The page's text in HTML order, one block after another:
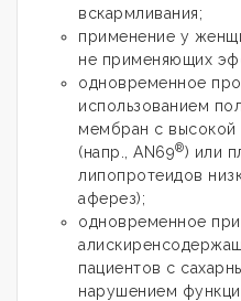
вскармливания;
применение у
не применяющих
одновременное
использованием
мембран с высокой
(напр., AN69®) или
липопротеидов
аферез);
одновременное
пациентов с
нарушением